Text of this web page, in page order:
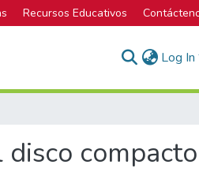
Recursos Educativos
Log In
compacto